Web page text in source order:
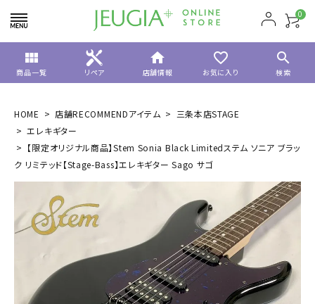
0
view_module
商品一覧 リペア
home
店舗情報
favorite_border
お気に入り
search
検索
HOME 店舗RECOMMENDアイテム
三条本店STAGE
エレキギター
【限定オリジナル商品】Stem Sonia Black Limitedステム ソニア ブラッ
ク リミテッド【Stage-Bass】エレキギター Sago サゴ